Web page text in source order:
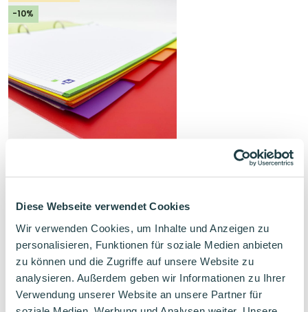
Diese Webseite verwendet Cookies
Wir verwenden Cookies, um Inhalte und Anzeigen zu
personalisieren, Funktionen für soziale Medien anbieten
zu können und die Zugriffe auf unsere Website zu
analysieren. Außerdem geben wir Informationen zu Ihrer
Verwendung unserer Website an unsere Partner für
-10%
15,17 € Ursprünglicher
Preis
war:
15,17€
13,65€Aktueller
Preis
ist:
13,65€.